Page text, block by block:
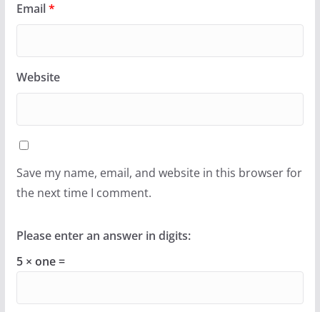
Email*
Website
Save my name, email, and website in this browser for
the next time I comment.
Please enter an answer in digits:
5 × one =